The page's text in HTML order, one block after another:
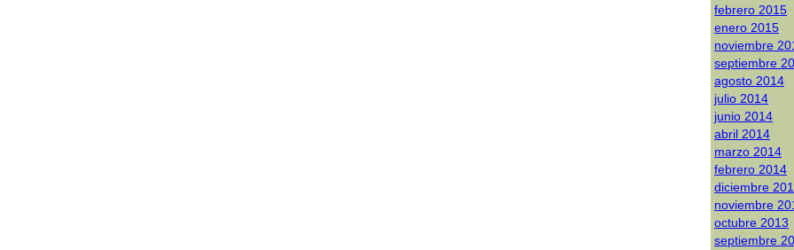
febrero 2015
enero 2015
noviembre
septiembre
agosto 2014
julio 2014
junio 2014
abril 2014
marzo 2014
febrero 2014
diciembre
noviembre
octubre 2013
septiembre